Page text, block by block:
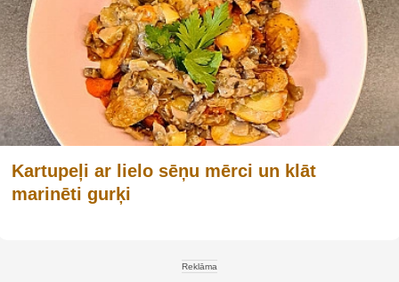
Kartupeļi ar lielo sēņu mērci un klāt
marinēti gurķi
Reklāma